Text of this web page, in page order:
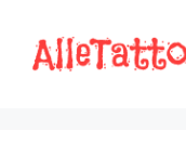
Inhalt
springen